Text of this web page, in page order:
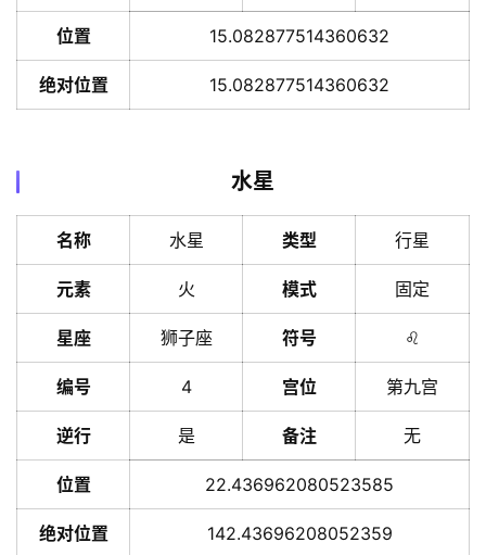
位置 15.082877514360632
绝对位置 15.082877514360632
水星
名称 水星 类型 行星
元素 火 模式 固定
星座 狮子座 符号 ♌️
编号 4 宫位 第九宫
逆行 是 备注 无
位置 22.436962080523585
绝对位置 142.43696208052359